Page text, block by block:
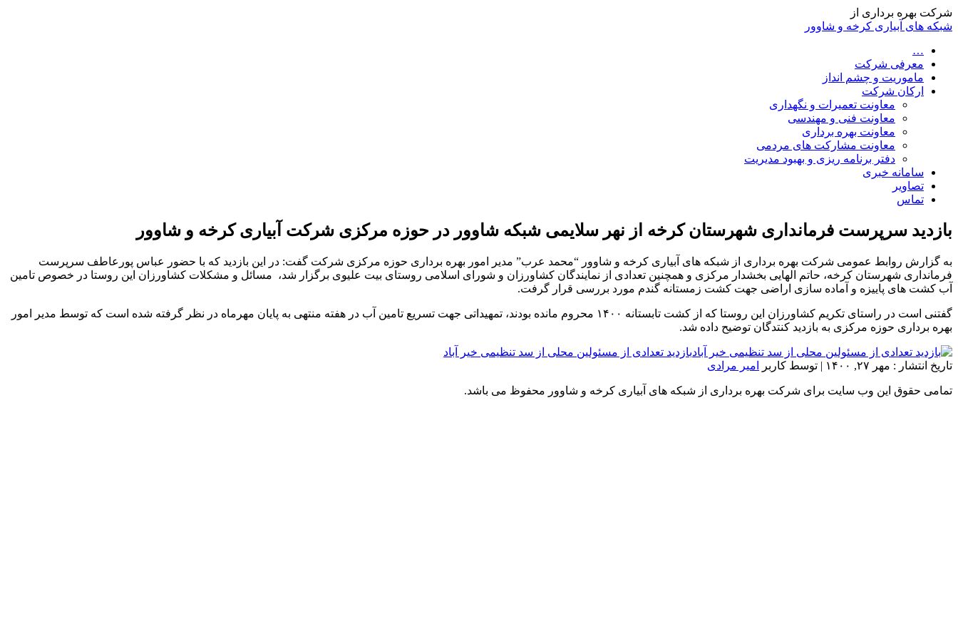
شرکت بهره برداری از
شبکه های آبیاری کرخه و شاوور
…
معرفی شرکت
ماموریت و چشم انداز
ارکان شرکت
معاونت تعمیرات و نگهداری
معاونت فنی و مهندسی
معاونت بهره برداری
معاونت مشارکت های مردمی
دفتر برنامه ریزی و بهبود مدیریت
سامانه خبری
تصاویر
تماس
بازدید سرپرست فرمانداری شهرستان کرخه از نهر سلایمی ‌‌شبکه شاوور در حوزه مرکزی شرکت آبیاری کرخه و شاوور
به گزارش روابط عمومی شرکت بهره برداری از شبکه های آبیاری کرخه و شاوور “محمد عرب” مدیر امور بهره برداری حوزه مرکزی شرکت گفت: در این بازدید که با حضور عباس پورعاطف سرپرست
فرمانداری شهرستان کرخه، حاتم الهایی بخشدار مرکزی و همچنین تعدادی از نمایندگان کشاورزان و شورای اسلامی روستای بیت علیوی برگزار شد، مسائل و مشکلات کشاورزان این روستا در خصوص تامین
آب کشت های پاییزه و آماده سازی اراضی جهت کشت زمستانه گندم مورد بررسی قرار گرفت.
گفتنی است در راستای تکریم کشاورزان این روستا که از کشت تابستانه ۱۴۰۰ محروم مانده بودند، تمهیداتی جهت تسریع تامین آب در هفته منتهی به پایان مهرماه در نظر گرفته شده است که توسط مدیر امور
بهره برداری حوزه مرکزی به بازدید کنتدگان توضیح داده شد.
بازدید تعدادی از مسئولین محلی از سد تنظیمی خیر آباد
تاریخ انتشار : مهر ۲۷, ۱۴۰۰ | توسط کاربر امیر مرادی
تمامی حقوق این وب سایت برای شرکت بهره برداری از شبکه های آبیاری کرخه و شاوور محفوظ می باشد.